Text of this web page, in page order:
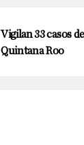
Vigilan 33 casos
Quintana Roo